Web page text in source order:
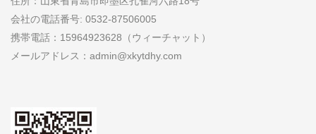
会社の電話番号: 0532-87506005
携帯電話：15964923628（ウィーチャット）
メールアドレス：admin@xkytdhy.com